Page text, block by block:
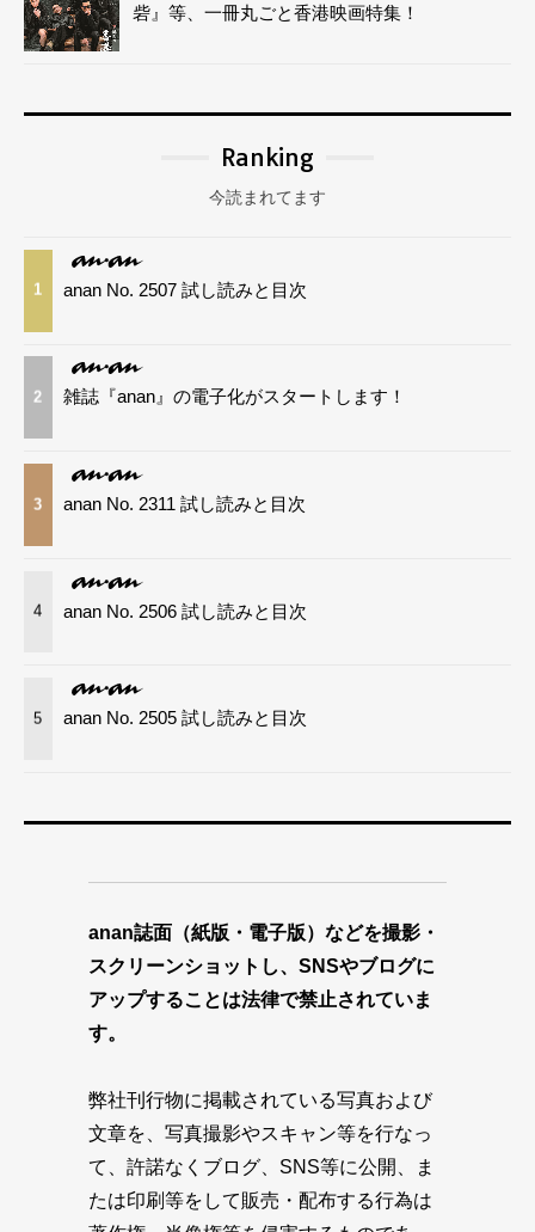
砦』等、一冊丸ごと香港映画特集！
Ranking
今読まれてます
1 anan No. 2507 試し読みと目次
2 雑誌『anan』の電子化がスタートします！
3 anan No. 2311 試し読みと目次
4 anan No. 2506 試し読みと目次
5 anan No. 2505 試し読みと目次
anan誌面（紙版・電子版）などを撮影・
スクリーンショットし、SNSやブログに
アップすることは法律で禁止されていま
す。
弊社刊行物に掲載されている写真および
文章を、写真撮影やスキャン等を行なっ
て、許諾なくブログ、SNS等に公開、ま
たは印刷等をして販売・配布する行為は